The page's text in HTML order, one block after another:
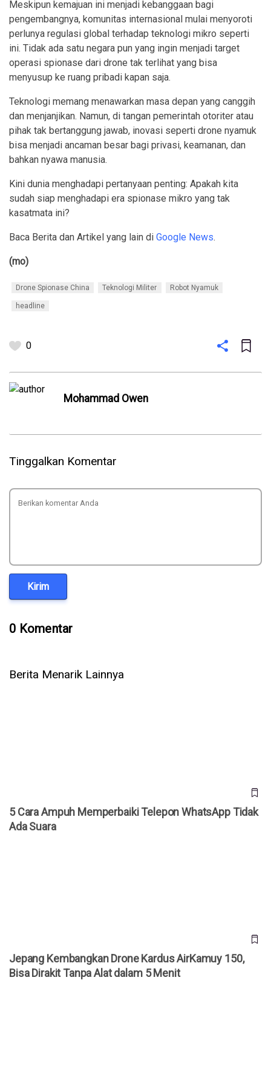
Meskipun kemajuan ini menjadi kebanggaan bagi
pengembangnya, komunitas internasional mulai menyoroti
perlunya regulasi global terhadap teknologi mikro seperti
ini. Tidak ada satu negara pun yang ingin menjadi target
operasi spionase dari drone tak terlihat yang bisa
menyusup ke ruang pribadi kapan saja.
Teknologi memang menawarkan masa depan yang canggih
dan menjanjikan. Namun, di tangan pemerintah otoriter atau
pihak tak bertanggung jawab, inovasi seperti drone nyamuk
bisa menjadi ancaman besar bagi privasi, keamanan, dan
bahkan nyawa manusia.
Kini dunia menghadapi pertanyaan penting: Apakah kita
sudah siap menghadapi era spionase mikro yang tak
kasatmata ini?
Baca Berita dan Artikel yang lain di Google News.
(mo)
Drone Spionase China Teknologi Militer Robot Nyamuk
headline
0
Mohammad Owen
Tinggalkan Komentar
Kirim
0 Komentar
Berita Menarik Lainnya
5 Cara Ampuh Memperbaiki Telepon WhatsApp Tidak
Ada Suara
Jepang Kembangkan Drone Kardus AirKamuy 150,
Bisa Dirakit Tanpa Alat dalam 5 Menit